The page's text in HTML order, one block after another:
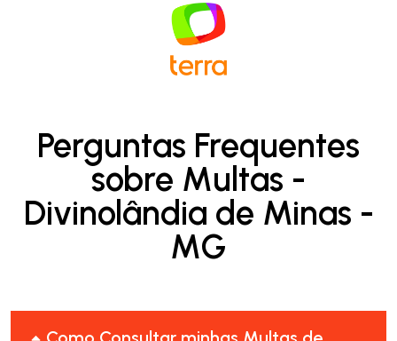
Perguntas Frequentes
sobre Multas -
Divinolândia de Minas -
MG